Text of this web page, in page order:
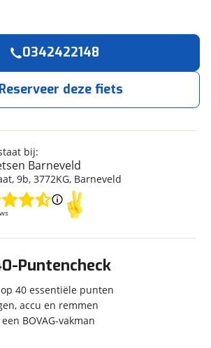
ST2
2026
Nieuw
Dark Grey
bij:
Barneveld
, 9b, 3772KG, Barneveld
0342422148
Reserveer deze fiets
nu!
Barneveld neemt snel
(optioneel)
mijn reservering aan
Puntencheck
40 essentiële punten
accu en remmen
BOVAG-vakman